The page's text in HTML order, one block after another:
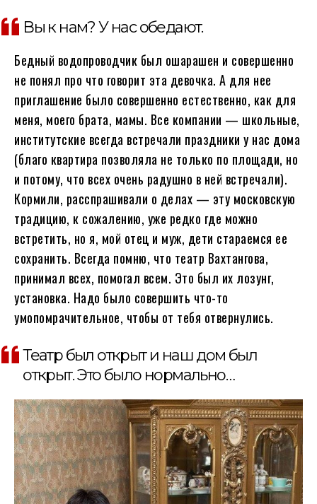
Вы к нам? У нас обедают.
Бедный водопроводчик был ошарашен и совершенно
не понял про что говорит эта девочка. А для нее
приглашение было совершенно естественно, как для
меня, моего брата, мамы. Все компании — школьные,
институтские всегда встречали праздники у нас дома
(благо квартира позволяла не только по площади, но
и потому, что всех очень радушно в ней встречали).
Кормили, расспрашивали о делах — эту московскую
традицию, к сожалению, уже редко где можно
встретить, но я, мой отец и муж, дети стараемся ее
сохранить. Всегда помню, что театр Вахтангова,
принимал всех, помогал всем. Это был их лозунг,
установка. Надо было совершить что-то
умопомрачительное, чтобы от тебя отвернулись.
Театр был открыт и наш дом был
открыт. Это было нормально…